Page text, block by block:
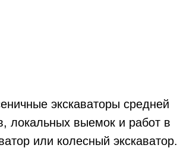
экскаваторы средней
локальных выемок и работ в
или колесный экскаватор.